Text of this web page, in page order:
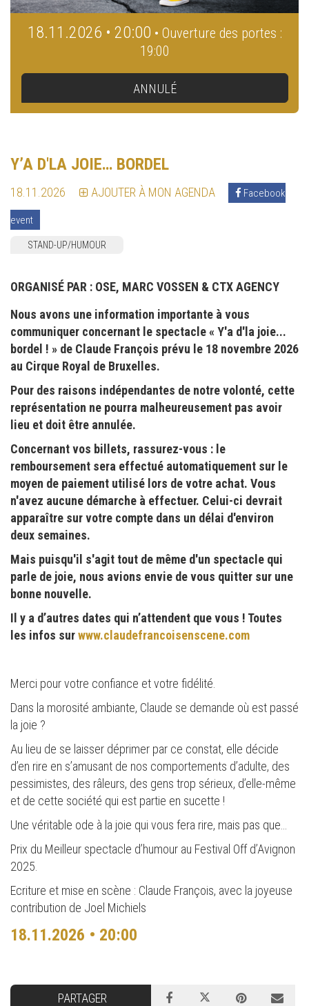
18.11.2026 • 20:00 • Ouverture des portes :
19:00
ANNULÉ
Y’A D'LA JOIE… BORDEL
18.11.2026 AJOUTER À MON AGENDA Facebook
event
STAND-UP/HUMOUR
ORGANISÉ PAR : OSE, MARC VOSSEN & CTX AGENCY
Nous avons une information importante à vous
communiquer concernant le spectacle « Y'a d'la joie...
bordel ! » de Claude François prévu le 18 novembre 2026
au Cirque Royal de Bruxelles.
Pour des raisons indépendantes de notre volonté, cette
représentation ne pourra malheureusement pas avoir
lieu et doit être annulée.
Concernant vos billets, rassurez-vous : le
remboursement sera effectué automatiquement sur le
moyen de paiement utilisé lors de votre achat. Vous
n'avez aucune démarche à effectuer. Celui-ci devrait
apparaître sur votre compte dans un délai d'environ
deux semaines.
Mais puisqu'il s'agit tout de même d'un spectacle qui
parle de joie, nous avions envie de vous quitter sur une
bonne nouvelle.
Il y a d’autres dates qui n’attendent que vous ! Toutes
les infos surwww.claudefrancoisenscene.com
Merci pour votre confiance et votre fidélité.
Dans la morosité ambiante, Claude se demande où est passé
la joie ?
Au lieu de se laisser déprimer par ce constat, elle décide
d’en rire en s’amusant de nos comportements d’adulte, des
pessimistes, des râleurs, des gens trop sérieux, d’elle-même
et de cette société qui est partie en sucette !
Une véritable ode à la joie qui vous fera rire, mais pas que…
Prix du Meilleur spectacle d’humour au Festival Off d’Avignon
2025.
Ecriture et mise en scène : Claude François, avec la joyeuse
contribution de Joel Michiels
18.11.2026 • 20:00
PARTAGER